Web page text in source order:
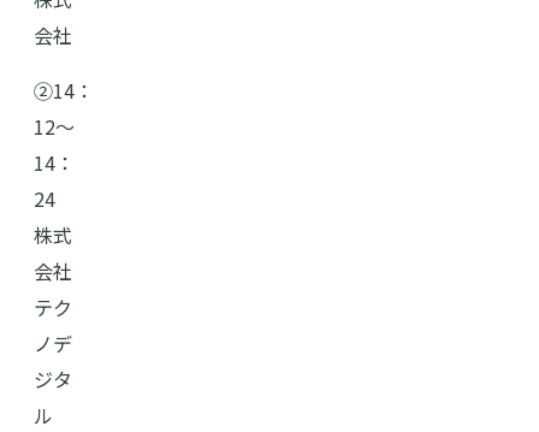
会社
➁14：
12〜
14：
24
株式
会社
テク
ノデ
ジタ
ル